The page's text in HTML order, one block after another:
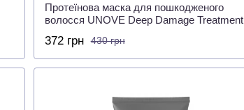
Протеїнова маска для пошкодженого
волосся UNOVE Deep Damage Treatment
430 грн
372 грн